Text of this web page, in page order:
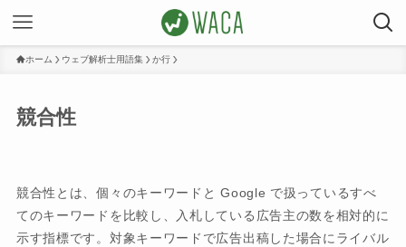
ホーム ウェブ解析士用語集 か行
競合性
競合性とは、個々のキーワードと Google で扱っているすべ
てのキーワードを比較し、入札している広告主の数を相対的に
示す指標です。対象キーワードで広告出稿した場合にライバル